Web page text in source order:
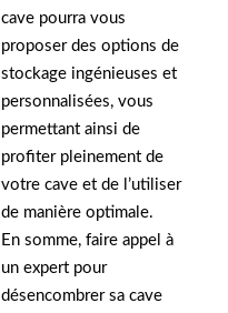
cave pourra vous
proposer des options de
stockage ingénieuses et
personnalisées, vous
permettant ainsi de
profiter pleinement de
votre cave et de l’utiliser
de manière optimale.
En somme, faire appel à
un expert pour
désencombrer sa cave